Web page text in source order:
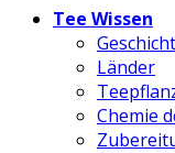
Tee Wissen
Länder
Chemie